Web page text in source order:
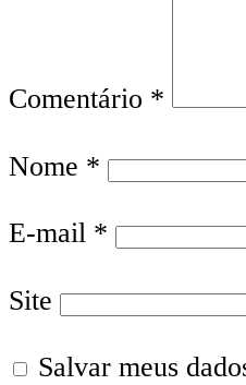
Comentário *
Nome *
E-mail *
Site
Salvar meus